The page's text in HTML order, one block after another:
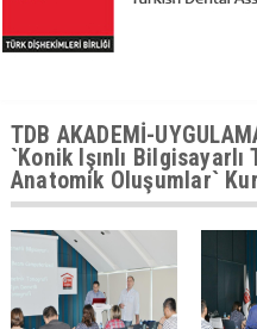
TDB AKADEMİ-
`Konik Işınlı
Anatomik Oluşumlar`